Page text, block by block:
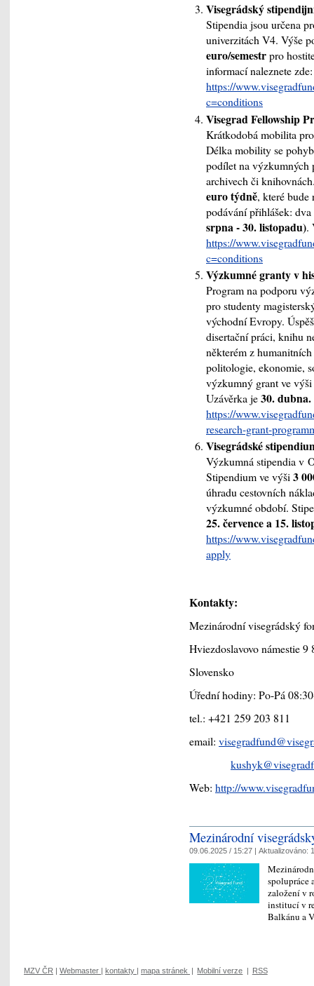
Visegrádský
Stipendia jsou určena
univerzitách V4. Výše
euro/semestrpro
informací naleznete zde:
https://
c=conditions
VisegradFellowship
Krátkodobá mobilita
Délka mobility se
podílet na výzkumných
archivech či
euro týdně, které
podávání přihlášek:
srpna - 30. listopadu).
https://
c=conditions
Výzkumné granty v
Program na podporu
pro studenty
východní Evropy.
disertační práci, knihu
některém z
politologie, ekonomie,
výzkumný grant ve výši
Uzávěrka je30. dubna.
https://
research-grant-
Visegrádské
Výzkumná stipendia v
Stipendium ve výši3
úhradu cestovních
výzkumné období.
25. července a 15.
https://
apply
Kontakty:
Mezinárodní visegrádský
Hviezdoslavovo námestie 9
Slovensko
Úřední hodiny: Po-Pá
tel.: +421 259 203 811
email:
Web: http://
Mezinárodní
09.06.2025 / 15:27 | Aktualizováno:
spolupráce
založení v
institucí v
Balkánu a
MZV ČR | Webmaster | kontakty | mapa stránek | Mobilní verze | RSS